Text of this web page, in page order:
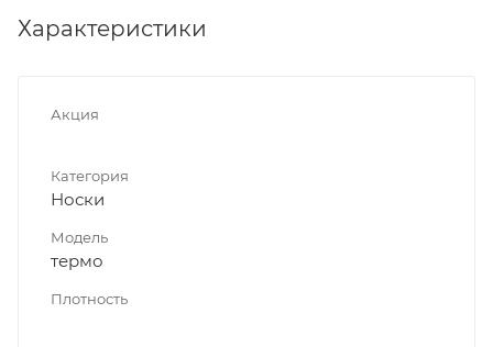
Характеристики
Акция
Категория
Носки
Модель
термо
Плотность